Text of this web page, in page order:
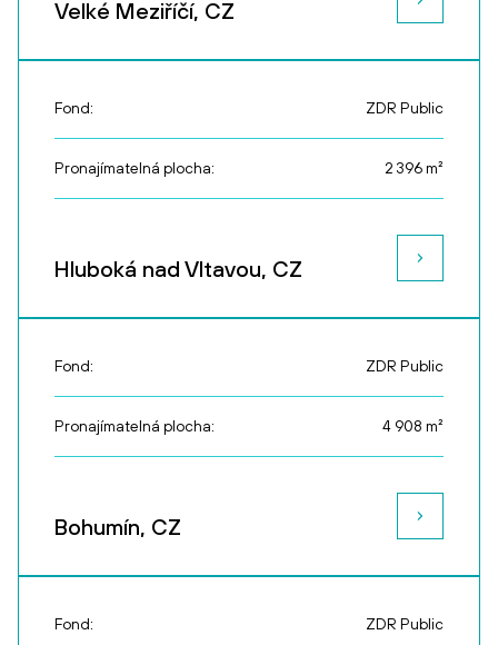
Velké Meziříčí, CZ
Fond: ZDR Public
Pronajímatelná plocha: 2 396m²
Hluboká nad Vltavou, CZ
Fond: ZDR Public
Pronajímatelná plocha: 4 908 m²
Bohumín, CZ
Fond: ZDR Public